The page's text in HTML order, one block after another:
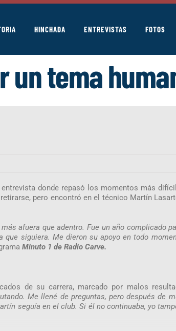
HINCHADA ENTREVISTAS FOTOS
un tema
donde repasó los momentos más
pero encontró en el técnico Martín
afuera que adentro. Fue un año complicado
siguiera. Me dieron su apoyo en todo
Minuto 1 de Radio Carve.
de su carrera, marcado por malos
Me llené de preguntas, pero después de
seguía en el club. Si él no continuaba, yo